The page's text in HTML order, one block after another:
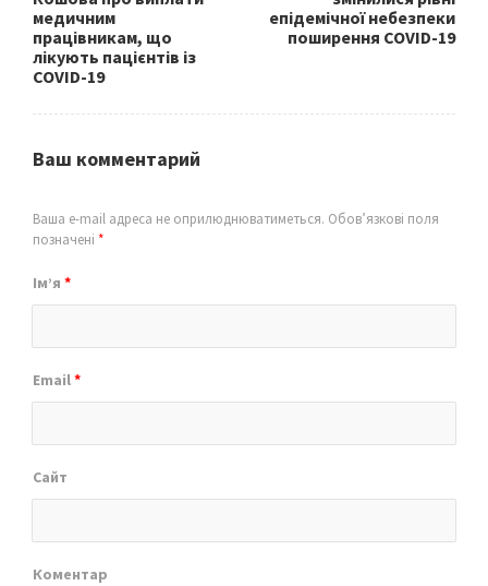
медичним
працівникам, що
лікують пацієнтів із
COVID-19
епідемічної небезпеки
поширення COVID-19
Ваш комментарий
Ваша e-mail адреса не оприлюднюватиметься. Обов’язкові поля
позначені *
Ім’я *
Email*
Сайт
Коментар